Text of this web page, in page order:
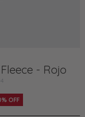
- Rojo